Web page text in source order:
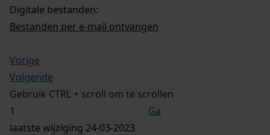
Digitale bestanden:
Bestanden per e-mail ontvangen
Vorige
Volgende
Gebruik CTRL + scroll om te scrollen
Ga
laatste wijziging 24-03-2023